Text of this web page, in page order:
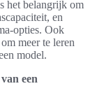
het belangrijk om
en
opties. Ook
meer te leren
model.
een